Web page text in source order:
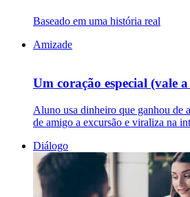
Baseado em uma história real
Amizade
Um coração especial (vale
Aluno usa dinheiro que ganhou de
de amigo a excursão e viraliza na
Diálogo